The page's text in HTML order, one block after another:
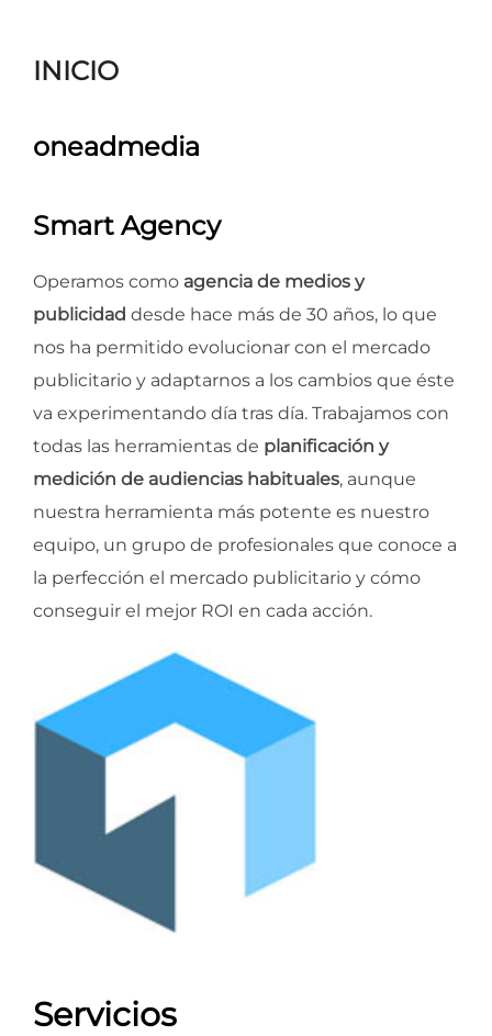
INICIO
oneadmedia
Smart Agency
Operamos como agencia de medios y
publicidad desde hace más de 30 años, lo que
nos ha permitido evolucionar con el mercado
publicitario y adaptarnos a los cambios que éste
va experimentando día tras día. Trabajamos con
todas las herramientas de planificación y
medición de audiencias habituales, aunque
nuestra herramienta más potente es nuestro
equipo, un grupo de profesionales que conoce a
la perfección el mercado publicitario y cómo
conseguir el mejor ROI en cada acción.
Servicios